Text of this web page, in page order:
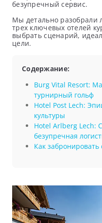
безупречный сервис.
Мы детально разобрали
трех ключевых отелей
выбрать сценарий,
цели.
Содержание:
Burg Vital Resort:
турнирный гольф
Hotel Post Lech:
культуры
Hotel Arlberg Lech:
безупречная
Как